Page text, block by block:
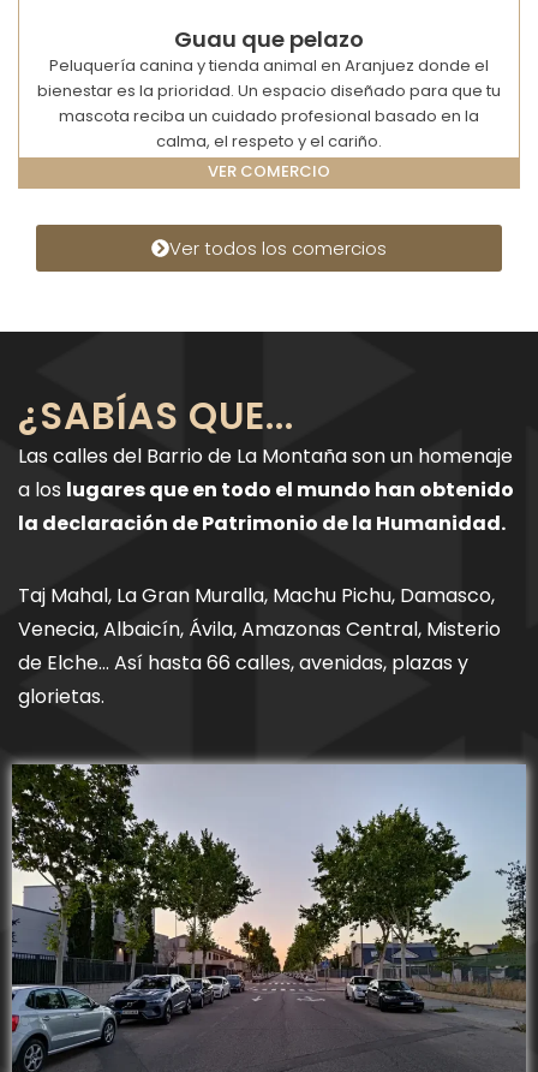
Guau que pelazo
Peluquería canina y tienda animal en Aranjuez donde el
bienestar es la prioridad. Un espacio diseñado para que tu
mascota reciba un cuidado profesional basado en la
calma, el respeto y el cariño.
VER COMERCIO
Ver todos los comercios
¿SABÍAS QUE...
Las calles del Barrio de La Montaña son un homenaje
a los lugares que en todo el mundo han obtenido
la declaración de Patrimonio de la Humanidad.
Taj Mahal, La Gran Muralla, Machu Pichu, Damasco,
Venecia, Albaicín, Ávila, Amazonas Central, Misterio
de Elche… Así hasta 66 calles, avenidas, plazas y
glorietas.